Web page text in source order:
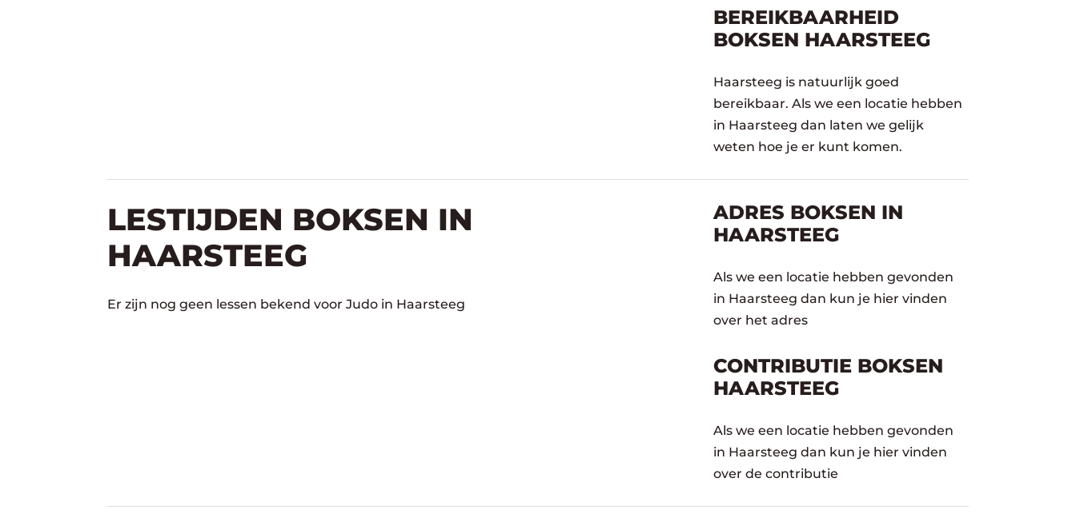
BEREIKBAARHEID
BOKSEN HAARSTEEG
Haarsteeg is natuurlijk goed
bereikbaar. Als we een locatie hebben
in Haarsteeg dan laten we gelijk
weten hoe je er kunt komen.
LESTIJDEN BOKSEN IN
HAARSTEEG
Er zijn nog geen lessen bekend voor Judo in Haarsteeg
ADRES BOKSEN IN
HAARSTEEG
Als we een locatie hebben gevonden
in Haarsteeg dan kun je hier vinden
over het adres
CONTRIBUTIE BOKSEN
HAARSTEEG
Als we een locatie hebben gevonden
in Haarsteeg dan kun je hier vinden
over de contributie